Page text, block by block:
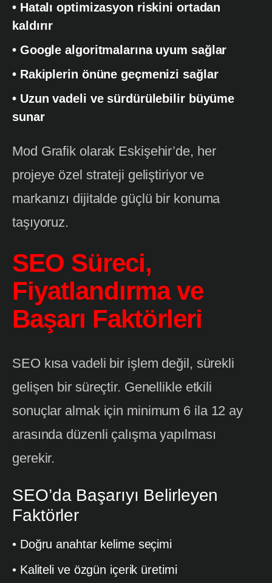
• Hatalı optimizasyon riskini ortadan
kaldırır
• Google algoritmalarına uyum sağlar
• Rakiplerin önüne geçmenizi sağlar
• Uzun vadeli ve sürdürülebilir büyüme
sunar
Mod Grafik olarak Eskişehir’de, her
projeye özel strateji geliştiriyor ve
markanızı dijitalde güçlü bir konuma
taşıyoruz.
SEO Süreci,
Fiyatlandırma ve
Başarı Faktörleri
SEO kısa vadeli bir işlem değil, sürekli
gelişen bir süreçtir. Genellikle etkili
sonuçlar almak için minimum 6 ila 12 ay
arasında düzenli çalışma yapılması
gerekir.
SEO’da Başarıyı Belirleyen
Faktörler
• Doğru anahtar kelime seçimi
• Kaliteli ve özgün içerik üretimi